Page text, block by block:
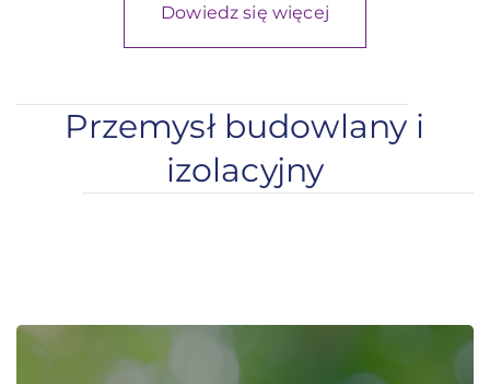
Dowiedz się więcej
Przemysł budowlany i
izolacyjny